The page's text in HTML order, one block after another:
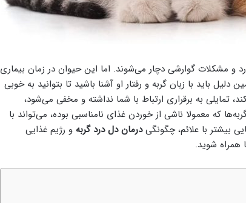
و مشکلات گوارشی دچار می‌شوند. اما این حیوان در زمان بیماری
باید با زبان گربه و رفتار او آشنا باشید تا بتوانید به خوبی
تمایلی به برقراری ارتباط با شما نداشته و مخفی می‌شود،
که معمولا ناشی از خوردن غذای نامناسبی بوده، می‌تواند با
بیشتر با علائم، چگونگیدرمان دل درد گربه و رژیم غذایی
همراه شوید.